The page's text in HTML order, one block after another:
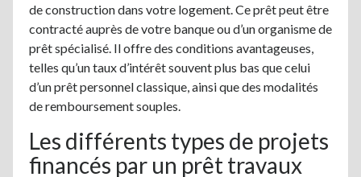
de construction dans votre logement. Ce prêt peut être
contracté auprès de votre banque ou d’un organisme de
prêt spécialisé. Il offre des conditions avantageuses,
telles qu’un taux d’intérêt souvent plus bas que celui
d’un prêt personnel classique, ainsi que des modalités
de remboursement souples.
Les différents types de projets
financés par un prêt travaux